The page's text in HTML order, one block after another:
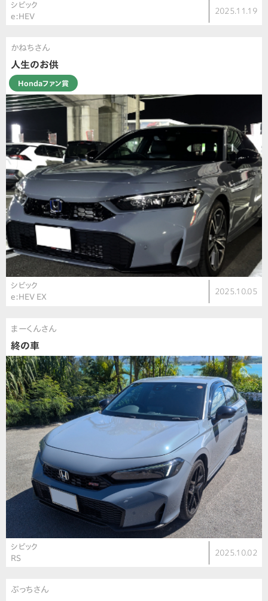
シビック
e:HEV
2025.11.19
かねちさん
人生のお供
Hondaファン賞
シビック
e:HEV EX
2025.10.05
まーくんさん
終の車
シビック
RS
2025.10.02
ぶっちさん